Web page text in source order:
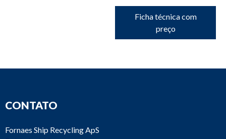
Ficha técnica com
preço
CONTATO
Fornaes Ship Recycling ApS